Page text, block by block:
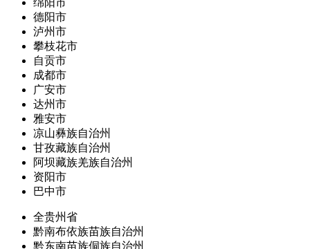
绵阳市
德阳市
泸州市
攀枝花市
自贡市
成都市
广安市
达州市
雅安市
凉山彝族自治州
甘孜藏族自治州
阿坝藏族羌族自治州
资阳市
巴中市
全贵州省
黔南布依族苗族自治州
黔东南苗族侗族自治州